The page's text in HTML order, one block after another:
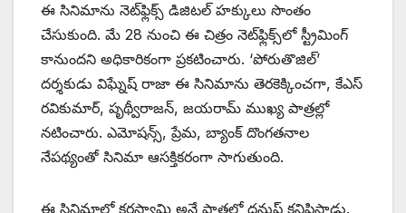
ఈ సినిమాను నెట్‌ఫ్లిక్స్ డిజిటల్ హక్కులు సొంతం
చేసుకుంది. మే 28 నుంచి ఈ చిత్రం నెట్‌ఫ్లిక్స్‌లో స్ట్రీమింగ్
కానుందని అధికారికంగా ప్రకటించారు. ‘పోరుతొజిల్’
దర్శకుడు విఘ్నేష్ రాజా ఈ సినిమాను తెరకెక్కించగా, కేఎస్
రవికుమార్, పృథ్వీరాజన్, జయరామ్ ముఖ్య పాత్రల్లో
నటించారు. ఎమోషన్స్, ప్రేమ, బ్యాంక్ దొంగతనాల
నేపథ్యంతో సినిమా ఆసక్తికరంగా సాగుతుంది.
ఈ సినిమాలో కరస్వామి అనే పాత్రలో ధనుష్ కనిపిస్తాడు.